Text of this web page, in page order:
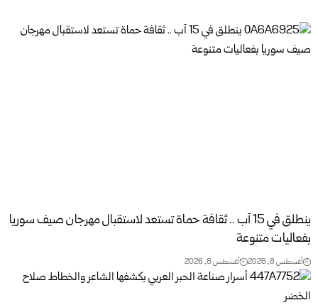
‏ينطلق في 15 آب .. ثقافة حماة تستعد لاستقبال مهرجان صيف سوريا
‏بفعاليات متنوعة
أغسطس 8, 2026 أغسطس 8, 2026